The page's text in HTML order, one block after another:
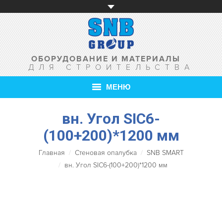
ОБОРУДОВАНИЕ И МАТЕРИАЛЫ
ДЛЯ СТРОИТЕЛЬСТВА
МЕНЮ
О КОМПАНИИ
вн. Угол SIC6-
(100+200)*1200 мм
Главная Стеновая опалубка
SNB SMART
вн. Угол SIC6-(100+200)*1200 мм